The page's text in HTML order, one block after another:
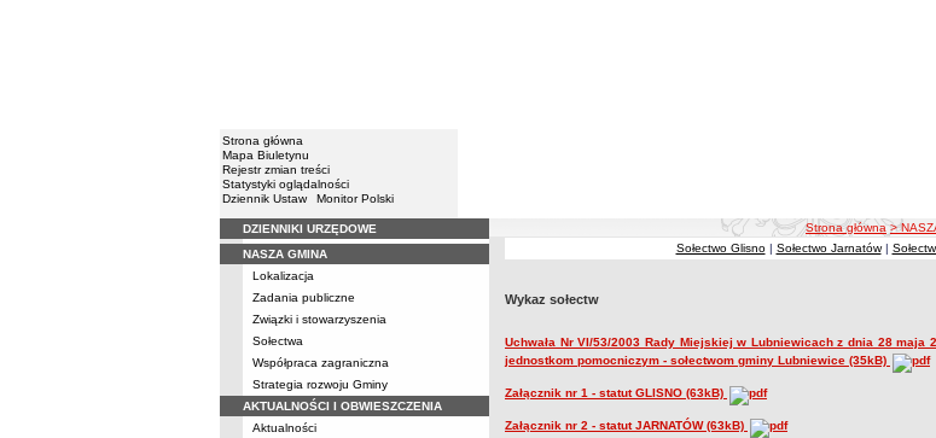
Strona główna
Mapa Biuletynu
Rejestr zmian treści
Statystyki oglądalności
Dziennik Ustaw
Monitor Polski
Menu
DZIENNIKI URZĘDOWE
NASZA GMINA
Lokalizacja
Zadania publiczne
Związki i stowarzyszenia
Sołectwa
Współpraca zagraniczna
Strategia rozwoju Gminy
AKTUALNOŚCI I OBWIESZCZENIA
Aktualności
ścieżka nawigacji
Strona główna >
Sołectwo Glisno| Sołectwo Jarnatów|
Wykaz sołectw
Uchwała Nr VI/53/2003 Rady Miejskiej w Lubniewicach z dnia 28 maja
jednostkom pomocniczym - sołectwom gminy Lubniewice (35kB)
Załącznik nr 1 - statut GLISNO (63kB)
Załącznik nr 2 - statut JARNATÓW (63kB)